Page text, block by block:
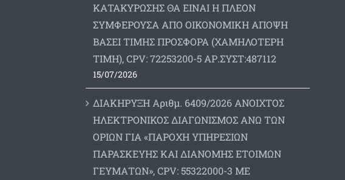
ΚΑΤΑΚΥΡΩΣΗΣ ΘΑ ΕΙΝΑΙ Η ΠΛΕΟΝ
ΣΥΜΦΕΡΟΥΣΑ ΑΠΟ ΟΙΚΟΝΟΜΙΚΗ ΑΠΟΨΗ
ΒΑΣΕΙ ΤΙΜΗΣ ΠΡΟΣΦΟΡΑ (ΧΑΜΗΛΟΤΕΡΗ
ΤΙΜΗ), CPV: 72253200-5 ΑΡ.ΣΥΣΤ:487112
15/07/2026
ΔΙΑΚΗΡΥΞΗ Αριθμ. 6409/2026 ΑΝΟΙΧΤΟΣ
ΗΛΕΚΤΡΟΝΙΚΟΣ ΔΙΑΓΩΝΙΣΜΟΣ ΑΝΩ ΤΩΝ
ΟΡΙΩΝ ΓΙΑ «ΠΑΡΟΧΗ ΥΠΗΡΕΣΙΩΝ
ΠΑΡΑΣΚΕΥΗΣ ΚΑΙ ΔΙΑΝΟΜΗΣ ΕΤΟΙΜΩΝ
ΓΕΥΜΑΤΩΝ», CPV: 55322000-3 ΜΕ